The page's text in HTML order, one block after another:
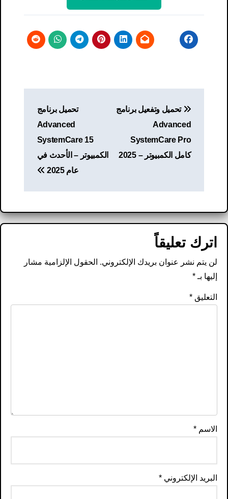
المقالات
تحميل وتفعيل برنامج
Advanced
SystemCare Pro
كامل الكمبيوتر – 2025
تحميل برنامج
Advanced
SystemCare 15
الكمبيوتر – الأحدث في
عام 2025
اترك تعليقاً
لن يتم نشر عنوان بريدك الإلكتروني. الحقول الإلزامية مشار
إليها بـ*
التعليق*
الاسم*
البريد الإلكتروني*